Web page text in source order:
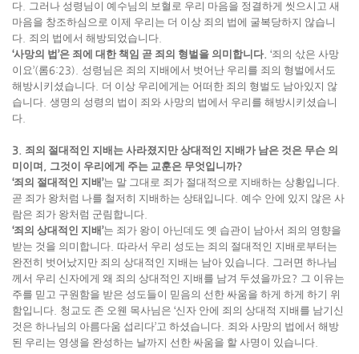
다 그러나 성령님이 예수님의 보혈로 우리 마음을 정결하게 씻으시고 새
마음을 창조하심으로 이제 우리는 더 이상 죄의 법에 굴복당하지 않습니
다 죄의 법에서 해방되었습니다
‘사망의 법 ’은 죄에 대한 책임 곧 죄의 형벌을 의미합니다. ‘죄의 삯은 사망
이요’(롬6:23). 성령님은 죄의 지배에서 벗어난 우리를 죄의 형벌에서도
해방시키셨습니다 더 이상 우리에게는 어떠한 죄의 형벌도 남아있지 않
습니다 생명의 성령의 법이 죄와 사망의 법에서 우리를 해방시키셨습니
다
3. 죄의 절대적인 지배는 사라졌지만 상대적인 지배가 남은 것은 무슨 의
미이며 , 그것이 우리에게 주는 교훈은 무엇입니까?
‘죄의 절대적인 지배 ’는 말 그대로 죄가 절대적으로 지배하는 상황입니다
곧 죄가 왕처럼 나를 철저히 지배하는 상태입니다 예수 안에 있지 않은 사
람은 죄가 왕처럼 군림합니다
‘죄의 상대적인 지배 ’는 죄가 왕이 아닌데도 옛 습관이 남아서 죄의 영향을
받는 것을 의미합니다 따라서 우리 성도는 죄의 절대적인 지배로부터는
완전히 벗어났지만 죄의 상대적인 지배는 남아 있습니다 그러면 하나님
께서 우리 신자에게 왜 죄의 상대적인 지배를 남겨 두셨을까요? 그 이유는
주를 믿고 구원함을 받은 성도들이 믿음의 선한 싸움을 하게 하게 하기 위
함입니다 청교도 존 오웬 목사님은 ‘신자 안에 죄의 상대적 지배를 남기신
것은 하나님의 아름다움 섭리다’고 하셨습니다 죄와 사망의 법에서 해방
된 우리는 영생을 완성하는 날까지 선한 싸움을 할 사명이 있습니다